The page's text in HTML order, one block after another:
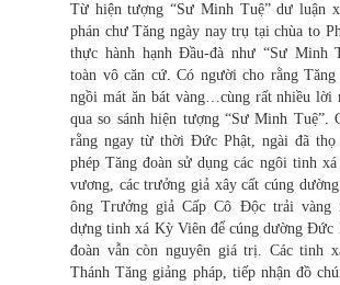
Từ hiện tượng “Sư Minh Tuệ” dư luận
phán chư Tăng ngày nay trụ tại chùa to
thực hành hạnh Đầu-đà như “Sư Minh
toàn vô căn cứ. Có người cho rằng
ngồi mát ăn bát vàng…cùng rất nhiều lời
qua so sánh hiện tượng “Sư Minh Tuệ”.
rằng ngay từ thời Đức Phật, ngài đã thọ
phép Tăng đoàn sử dụng các ngôi tinh
vương, các trưởng giả xây cất cúng
ông Trưởng giả Cấp Cô Độc trải vàng
dựng tinh xá Kỳ Viên để cúng dường Đức
đoàn vẫn còn nguyên giá trị. Các tinh
Thánh Tăng giảng pháp, tiếp nhận đồ